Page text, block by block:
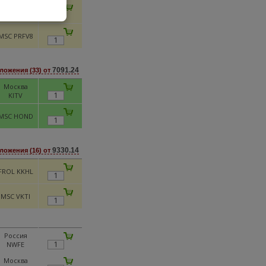
PRFV8
(33) от 7091.24
Москва
KITV
HOND
(16) от 9330.14
KKHL
MSC VKTI
Россия
NWFE
Москва